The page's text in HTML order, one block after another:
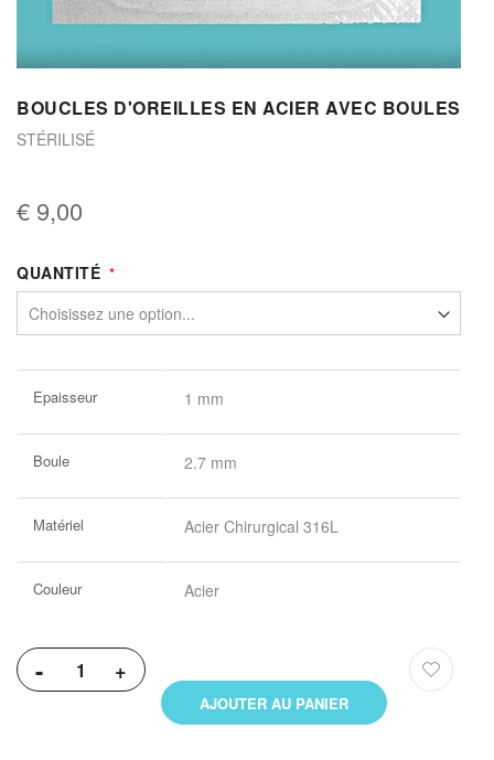
BOUCLES D'OREILLES EN ACIER AVEC BOULES
STÉRILISÉ
€ 9,00
QUANTITÉ
d’information
Epaisseur 1 mm
Boule 2.7 mm
Matériel Acier Chirurgical 316L
Couleur Acier
- +
AJOUTER AU PANIER